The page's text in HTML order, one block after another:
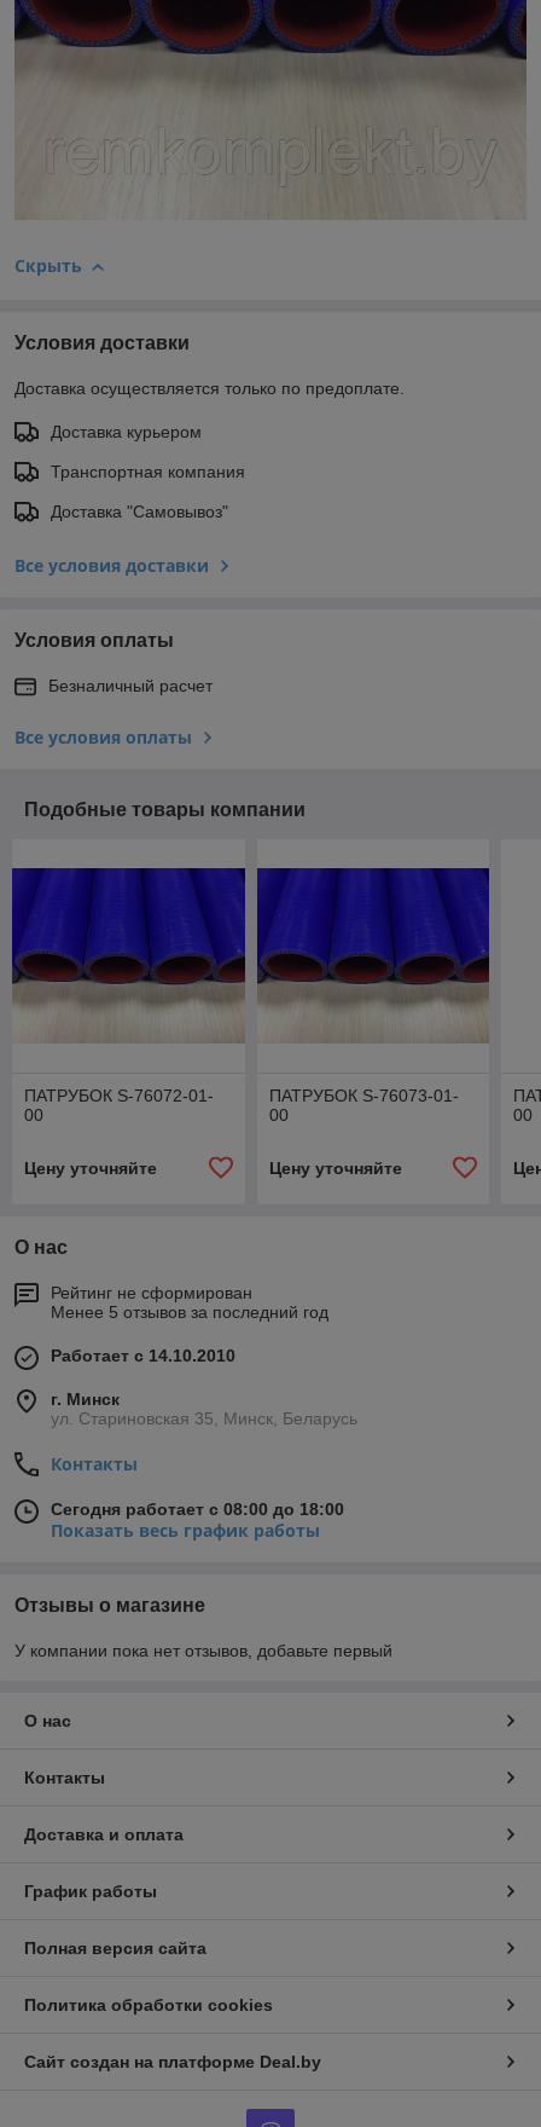
Скрыть
Условия доставки
Доставка осуществляется только по предоплате.
Доставка курьером
Транспортная компания
Доставка "Самовывоз"
Все условия доставки
Условия оплаты
Безналичный расчет
Все условия оплаты
Подобные товары компании
ПАТРУБОК S-76072-01-
00
Цену уточняйте
ПАТРУБОК S-76073-01-
00
Цену уточняйте
00
О нас
Рейтинг не сформирован
Менее 5 отзывов за последний год
Работает с 14.10.2010
г. Минск
ул. Стариновская 35, Минск, Беларусь
Контакты
Сегодня работает с 08:00 до 18:00
Показать весь график работы
Отзывы о магазине
У компании пока нет отзывов, добавьте первый
О нас
Контакты
Доставка и оплата
График работы
Полная версия сайта
Политика обработки cookies
Сайт создан на платформе Deal.by